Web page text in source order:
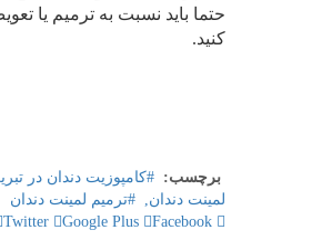
حتما باید نسبت به ترمیم یا
کنید.
برچسب: کامپوزیت دندان در
لمینت دندان,
ترمیم لمینت دندان